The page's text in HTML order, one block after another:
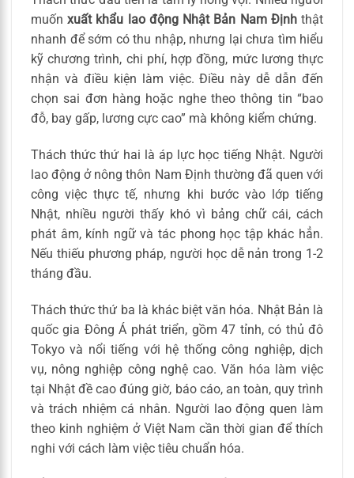
muốnxuất khẩu lao động Nhật Bản Nam Địnhthật
nhanh để sớm có thu nhập, nhưng lại chưa tìm hiểu
kỹ chương trình, chi phí, hợp đồng, mức lương thực
nhận và điều kiện làm việc. Điều này dễ dẫn đến
chọn sai đơn hàng hoặc nghe theo thông tin “bao
đỗ, bay gấp, lương cực cao” mà không kiểm chứng.
Thách thức thứ hai là áp lực học tiếng Nhật. Người
lao động ở nông thôn Nam Định thường đã quen với
công việc thực tế, nhưng khi bước vào lớp tiếng
Nhật, nhiều người thấy khó vì bảng chữ cái, cách
phát âm, kính ngữ và tác phong học tập khác hẳn.
Nếu thiếu phương pháp, người học dễ nản trong 1-2
tháng đầu.
Thách thức thứ ba là khác biệt văn hóa. Nhật Bản là
quốc gia Đông Á phát triển, gồm 47 tỉnh, có thủ đô
Tokyo và nổi tiếng với hệ thống công nghiệp, dịch
vụ, nông nghiệp công nghệ cao. Văn hóa làm việc
tại Nhật đề cao đúng giờ, báo cáo, an toàn, quy trình
và trách nhiệm cá nhân. Người lao động quen làm
theo kinh nghiệm ở Việt Nam cần thời gian để thích
nghi với cách làm việc tiêu chuẩn hóa.